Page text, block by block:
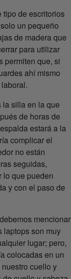
tipo de escritorios
un pequeño
de madera que
para utilizar
permiten que, si
ahí mismo
la silla en la que
de horas de
estará a la
complicar el
no están
seguidas,
lo que pueden
y con el paso de
mencionar
laptops son muy
lugar; pero,
colocadas en un
cuello y